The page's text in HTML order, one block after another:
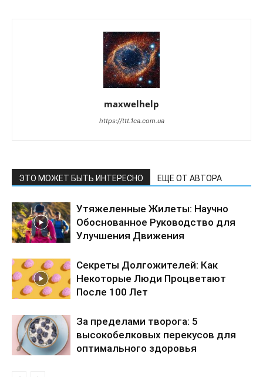
maxwelhelp
https://ttt.1ca.com.ua
ЭТО МОЖЕТ БЫТЬ ИНТЕРЕСНО ЕЩЕ ОТ АВТОРА
Утяжеленные Жилеты: Научно
Обоснованное Руководство для
Улучшения Движения
Секреты Долгожителей: Как
Некоторые Люди Процветают
После 100 Лет
За пределами творога: 5
высокобелковых перекусов для
оптимального здоровья